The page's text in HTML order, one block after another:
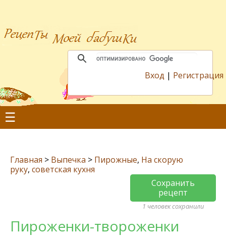
Вход | Регистрация
☰
Главная > Выпечка > Пирожные, На скорую
руку, советская кухня
Сохранить
рецепт
1 человек сохранили
Пироженки-твороженки